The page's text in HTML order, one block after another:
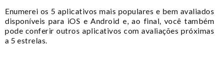
Enumerei os 5 aplicativos mais populares e bem avaliados
disponíveis para iOS e Android e, ao final, você também
pode conferir outros aplicativos com avaliações próximas
a 5 estrelas.